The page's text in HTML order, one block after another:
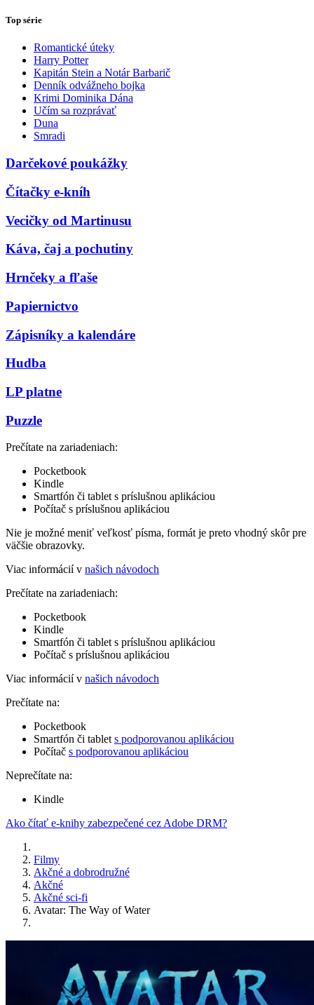
Top série
Romantické úteky
Harry Potter
Kapitán Stein a Notár Barbarič
Denník odvážneho bojka
Krimi Dominika Dána
Učím sa rozprávať
Duna
Smradi
Darčekové poukážky
Čítačky e-kníh
Vecičky od Martinusu
Káva, čaj a pochutiny
Hrnčeky a fľaše
Papiernictvo
Zápisníky a kalendáre
Hudba
LP platne
Puzzle
Prečítate na zariadeniach:
Pocketbook
Kindle
Smartfón či tablet s príslušnou aplikáciou
Počítač s príslušnou aplikáciou
Nie je možné meniť veľkosť písma, formát je preto vhodný skôr pre
väčšie obrazovky.
Viac informácií v našich návodoch
Prečítate na zariadeniach:
Pocketbook
Kindle
Smartfón či tablet s príslušnou aplikáciou
Počítač s príslušnou aplikáciou
Viac informácií v našich návodoch
Prečítate na:
Pocketbook
Smartfón či tablet s podporovanou aplikáciou
Počítač s podporovanou aplikáciou
Neprečítate na:
Kindle
Ako čítať e-knihy zabezpečené cez Adobe DRM?
Filmy
Akčné a dobrodružné
Akčné
Akčné sci-fi
Avatar: The Way of Water